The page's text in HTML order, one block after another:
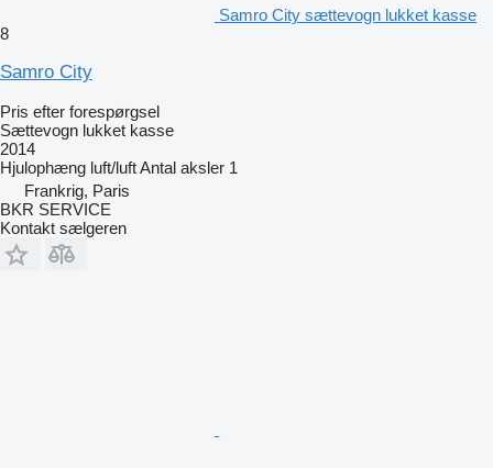
Samro City sættevogn lukket kasse
8
Samro City
Pris efter forespørgsel
Sættevogn lukket kasse
2014
Hjulophæng luft/luftAntal aksler 1
Frankrig, Paris
BKR SERVICE
Kontakt sælgeren